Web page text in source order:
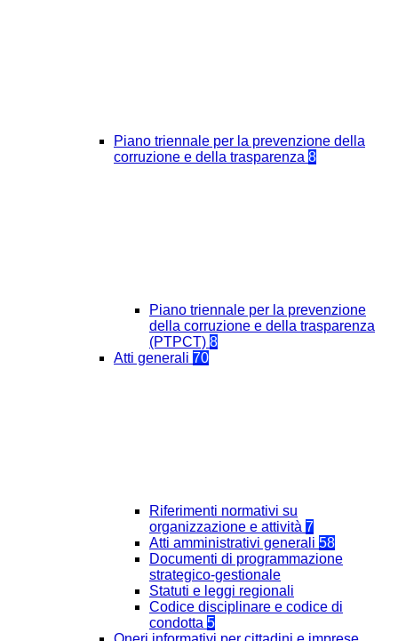
Piano triennale per la prevenzione della
corruzione e della trasparenza 8
Piano triennale per la prevenzione
della corruzione e della trasparenza
(PTPCT) 8
Atti generali 70
Riferimenti normativi su
organizzazione e attività 7
Atti amministrativi generali 58
Documenti di programmazione
strategico-gestionale
Statuti e leggi regionali
Codice disciplinare e codice di
condotta 5